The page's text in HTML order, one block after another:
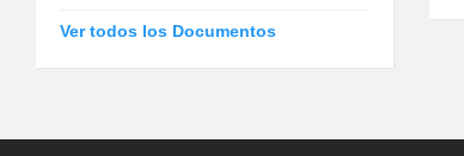
Ver todos los Documentos